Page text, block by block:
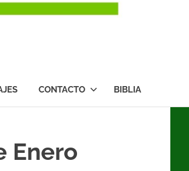
CONTACTO BIBLIA
Enero